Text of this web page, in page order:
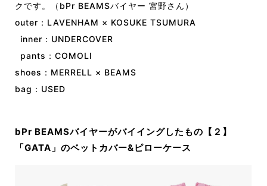
クです。（bPr BEAMSバイヤー 宮野さん）
outer：LAVENHAM × KOSUKE TSUMURA
inner：UNDERCOVER
pants：COMOLI
shoes：MERRELL × BEAMS
bag：USED
bPr BEAMSバイヤーがバイイングしたもの【２】
「GATA」のベットカバー&ピローケース